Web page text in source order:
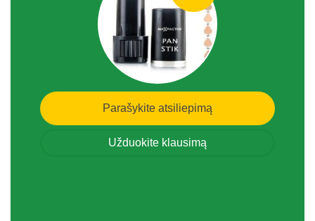
Parašykite atsiliepimą
Užduokite klausimą